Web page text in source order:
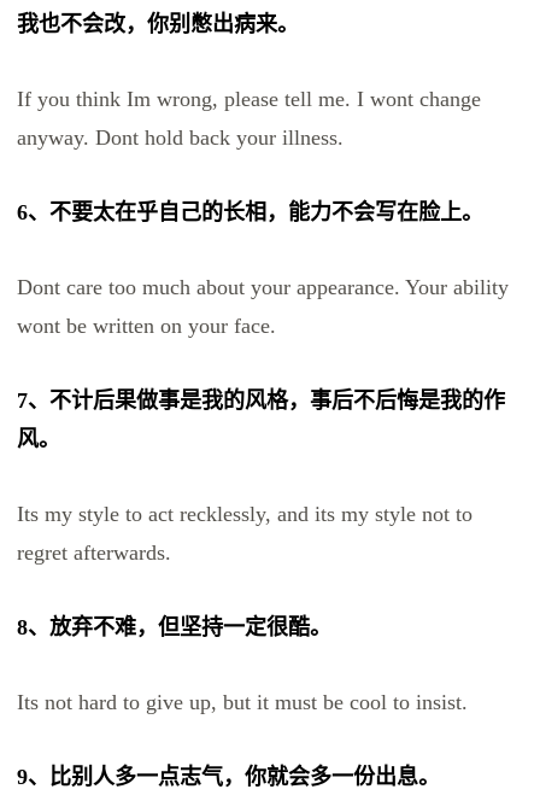
我也不会改，你别憋出病来。
If you think Im wrong, please tell me. I wont change
anyway. Dont hold back your illness.
6、不要太在乎自己的长相，能力不会写在脸上。
Dont care too much about your appearance. Your ability
wont be written on your face.
7、不计后果做事是我的风格，事后不后悔是我的作
风。
Its my style to act recklessly, and its my style not to
regret afterwards.
8、放弃不难，但坚持一定很酷。
Its not hard to give up, but it must be cool to insist.
9、 比别人多一点志气，你就会多一份出息。